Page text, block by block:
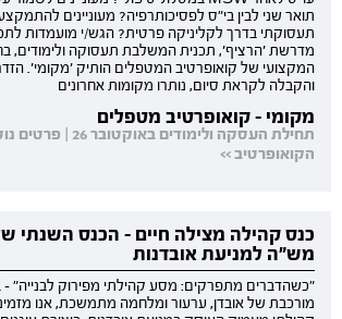
תואר שני לבין בי"ס לפסיכותרפיה? מעוניינים להתמקצע
תעסוקתי בדרך לקליניקה פרטית? הגש/י מועמדות
מדרשת 'הרציף', תכנית המשלבת תעסוקה ולימודים,
המקצועי של קואופרטיב המטפלים הותיק 'מקומי'.
והקבלה לקראת סיום, נותרו מקומות אחרונים
מקומי - קואופרטיב מטפלים
תחילת העסקה ולימודים
הקואופרטיב >>
כנס קהילה מצילה חיים - הכנס השנתי
מש"ה למניעת אובדנות
"כשהדברים מתפרקים: מסע קהילתי מפירוק לבנייה" -
מורכבת של אובדן, ערעור ומלחמה מתמשכת, אנו